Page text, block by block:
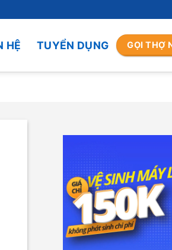
HỆ TUYỂN DỤNG GỌI THỢ